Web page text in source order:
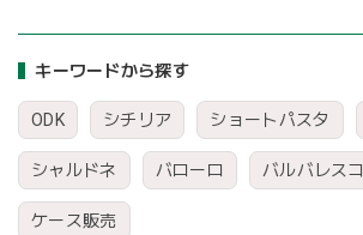
キーワードから探す
ODK シチリア ショートパスタ
シャルドネ バローロ バルバレスコ
ケース販売